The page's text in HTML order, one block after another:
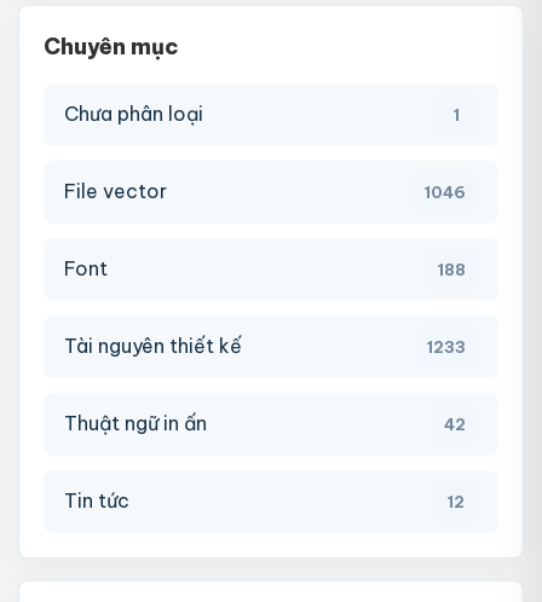
Chuyên mục
Chưa phân loại 1
File vector 1046
Font 188
Tài nguyên thiết kế 1233
Thuật ngữ in ấn 42
Tin tức 12